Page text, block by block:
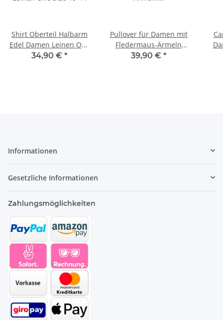
Shirt Oberteil Halbarm
Edel Damen Leinen One
Size 40-44
34,90 € *
Pullover für Damen mit
Fledermaus-Ärmeln
Viskose Viele Farben
39,90 € *
Informationen
Gesetzliche Informationen
Zahlungsmöglichkeiten